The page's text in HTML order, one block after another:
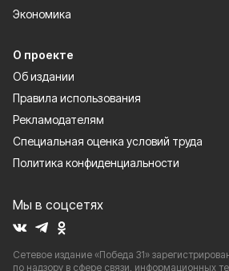
Экономика
О проекте
Об издании
Правила использования
Рекламодателям
Специальная оценка условий труда
Политика конфиденциальности
Мы в соцсетях
Сетевое издание «Победа 31»
по надзору в сфере связи, информационных